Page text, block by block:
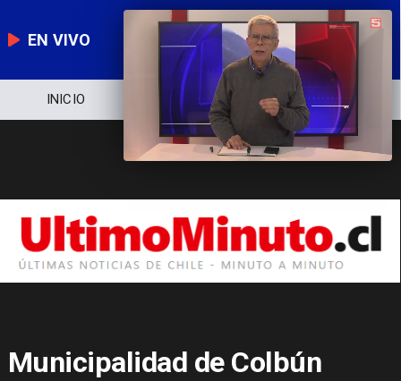
EN VIVO
POLÍTICA
Municipalidad de Colbún